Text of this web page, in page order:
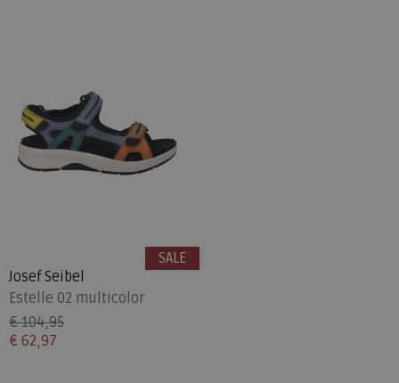
Josef Seibel
Estelle 02 multicolor
€ 104,95
€ 62,97
SALE